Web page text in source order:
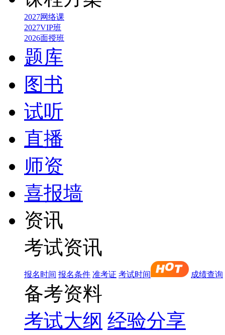
2027网络课
2027VIP班
2026面授班
题库
图书
试听
直播
师资
喜报墙
资讯
考试资讯
报名时间 报名条件 准考证 考试时间 成绩查询
备考资料
考试大纲 经验分享